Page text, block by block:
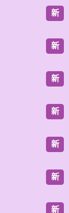
新
新
新
新
新
新
新